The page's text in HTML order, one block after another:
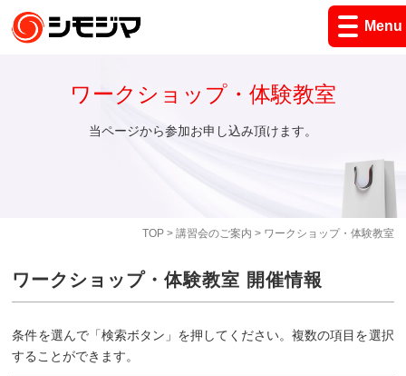
Menu
TOP> 講習会のご案内 > ワークショップ・体験教室
ワークショップ・体験教室
当ページから参加お申し込み頂けます。
ワークショップ・体験教室 開催情報
条件を選んで「検索ボタン」を押してください。複数の項目を選択
することができます。